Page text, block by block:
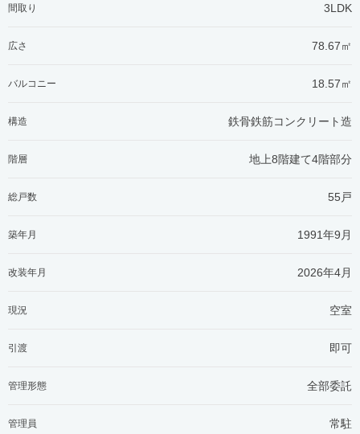
間取り 3LDK
広さ 78.67㎡
バルコニー 18.57㎡
構造 鉄骨鉄筋コンクリート造
階層 地上8階建て4階部分
総戸数 55戸
築年月 1991年9月
改装年月 2026年4月
現況 空室
引渡 即可
管理形態 全部委託
管理員 常駐